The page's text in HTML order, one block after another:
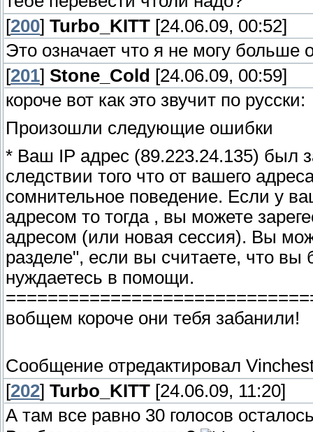
[200] Turbo_KITT [24.06.09, 00:52]
Это означает что я не могу больше
[201] Stone_Cold [24.06.09, 00:59]
короче вот как это звучит по русски:
Произошли следующие ошибки
* Ваш IP адрес (89.223.24.135) был
следствии того что от вашего
сомнительное поведение. Если у
адресом то тогда , вы можете
адресом (или новая сессия). Вы
разделе", если вы считаете, что
нуждаетесь в помощи.
вобщем короче они тебя забанили!
Сообщение отредактировал
[202] Turbo_KITT [24.06.09, 11:20]
А там все равно 30 голосов